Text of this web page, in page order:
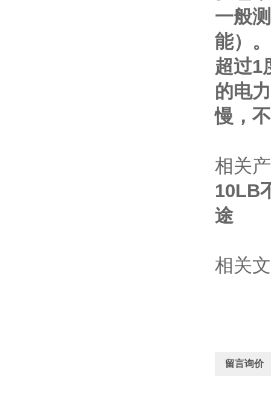
一般
能）
超过1
的电
慢，
相关
10LB
途
相关
留言询价